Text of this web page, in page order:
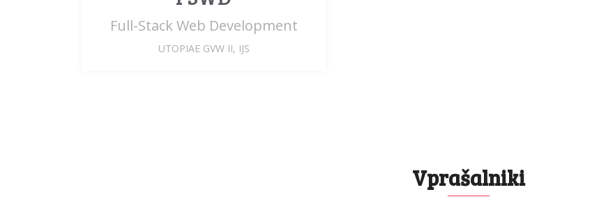
Full-Stack Web Development
UTOPIAE GVW II, IJS
Vprašalniki